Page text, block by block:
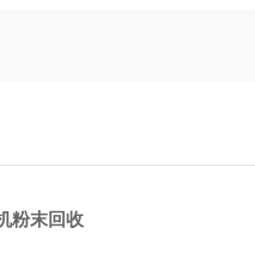
粉末回收